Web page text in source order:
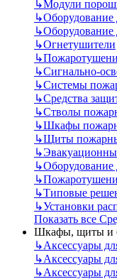
↳Модули
↳Оборудование
↳Оборудование
↳Огнетушители
↳
↳Сигнально-
↳Системы
↳Средства
↳Стволы
↳Шкафы
↳Щиты
↳
↳Оборудование
↳
↳Типовые
↳Установки
Показать все
Шкафы, щиты и
↳Аксессуары
↳Аксессуары
↳Аксессуары